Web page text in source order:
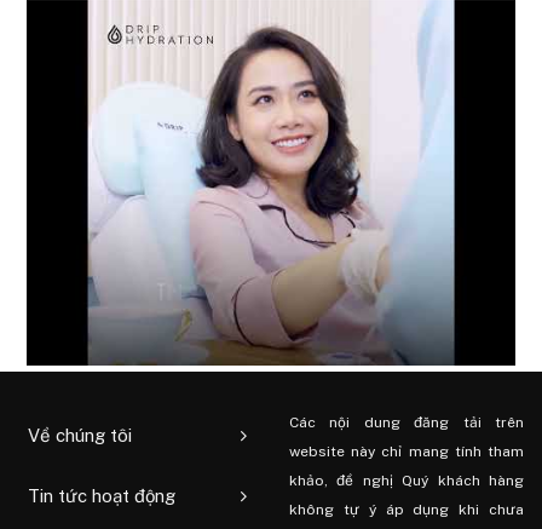
Về chúng tôi
Tin tức hoạt động
Các nội dung đăng tải trên
website này chỉ mang tính tham
khảo, đề nghị Quý khách hàng
không tự ý áp dụng khi chưa